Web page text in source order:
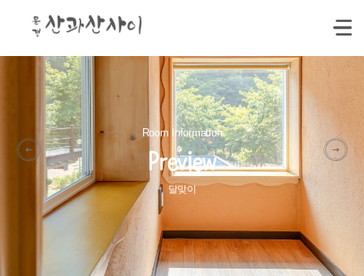
Room Information
Preview
달맞이